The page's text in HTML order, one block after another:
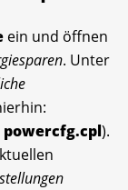
ein und öffnen
. Unter
).